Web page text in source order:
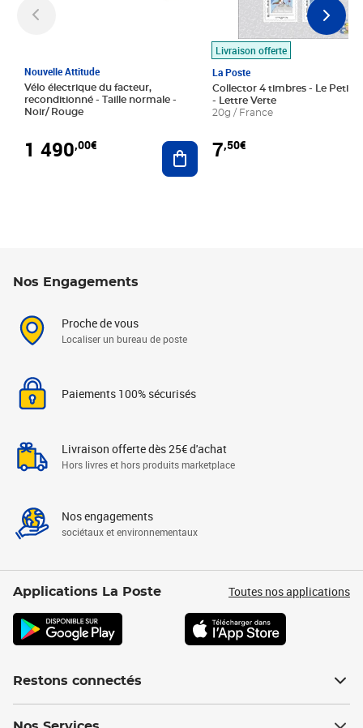
Nouvelle Attitude
Vélo électrique du facteur,
reconditionné - Taille normale -
Noir/ Rouge
1 490,00€ Ajouter au panier
Livraison offerte
La Poste
Collector 4 timbres - Le Petit
- Lettre Verte
20g / France
7,50€
Nos Engagements
Proche de vous
Localiser un bureau de poste
Paiements 100% sécurisés
Livraison offerte dès 25€ d'achat
Hors livres et hors produits marketplace
Nos engagements
sociétaux et environnementaux
Applications La Poste Toutes nos applications
Restons connectés